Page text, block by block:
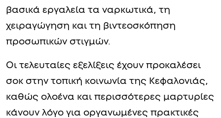
βασικά εργαλεία τα ναρκωτικά, τη
χειραγώγηση και τη βιντεοσκόπηση
προσωπικών στιγμών.
Οι τελευταίες εξελίξεις έχουν προκαλέσει
σοκ στην τοπική κοινωνία της Κεφαλονιάς,
καθώς ολοένα και περισσότερες μαρτυρίες
κάνουν λόγο για οργανωμένες πρακτικές